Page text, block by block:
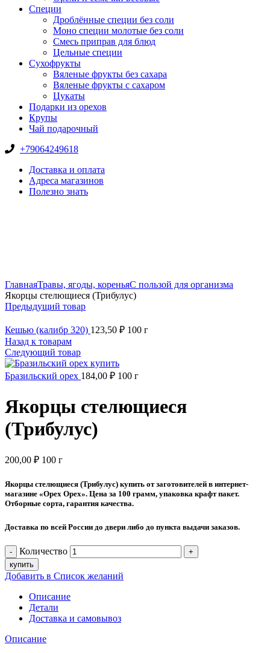
Специи
Дроблённые специи без соли
Моно специи молотые без соли
Смесь приправ для блюд
Цельные специи
Сухофрукты
Вяленые фрукты без сахара
Вяленые фрукты с сахаром
Цукаты
Подарки из орехов
Крупы
Чай подарочный
+79064249618
Доставка и оплата
Адреса магазинов
Полезно знать
ГлавнаяТравы, ягоды, кореньяС пользой для организма
Якорцы стелющиеся (Трибулус)
Предыдущий товар
Кешью (калибр 320) 123,50 ₽ 100 г
Назад к товарам
Следующий товар
Бразильский орех 184,00 ₽ 100 г
Якорцы стелющиеся
(Трибулус)
200,00 ₽ 100 г
Якорцы стелющиеся (Трибулус) купить от заготовителей в интернет-
магазине «Орех Орех». Цена за 100 грамм, упаковка крафт пакет.
Отборные сорта, гарантия качества.
Доставка по всей России до двери либо до пункта выдачи заказов.
Количество
купить
Добавить в Список желаний
Описание
Детали
Доставка и самовывоз
Описание